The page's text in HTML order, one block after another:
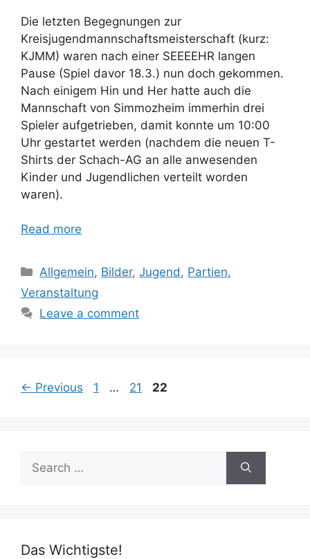
Die letzten Begegnungen zur
Kreisjugendmannschaftsmeisterschaft (kurz:
KJMM) waren nach einer SEEEEHR langen
Pause (Spiel davor 18.3.) nun doch gekommen.
Nach einigem Hin und Her hatte auch die
Mannschaft von Simmozheim immerhin drei
Spieler aufgetrieben, damit konnte um 10:00
Uhr gestartet werden (nachdem die neuen T-
Shirts der Schach-AG an alle anwesenden
Kinder und Jugendlichen verteilt worden
waren).
Read more
Categories
Allgemein, Bilder,Jugend, Partien,
Veranstaltung
Leave a comment
← Previous Page
1 … Page
21 Page
22
Search
for:
Das Wichtigste!